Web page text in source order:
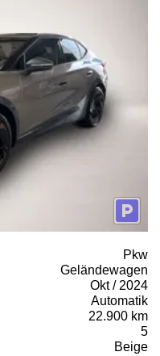
Pkw
Geländewagen
Okt / 2024
Automatik
22.900 km
5
Beige